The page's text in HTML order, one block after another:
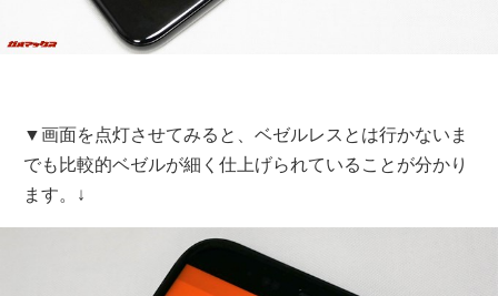
▼画面を点灯させてみると、ベゼルレスとは行かないま
でも比較的ベゼルが細く仕上げられていることが分かり
ます。↓